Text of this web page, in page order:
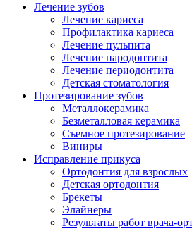
Лечение зубов
Лечение кариеса
Профилактика кариеса
Лечение пульпита
Лечение пародонтита
Лечение периодонтита
Детская стоматология
Протезирование зубов
Металлокерамика
Безметалловая керамика
Съемное протезирование
Виниры
Исправление прикуса
Ортодонтия для взрослых
Детская ортодонтия
Брекеты
Элайнеры
Результаты работ врача-